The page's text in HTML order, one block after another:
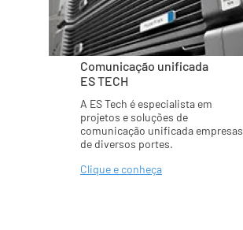
Comunicação unificada
ES TECH
A ES Tech é especialista em
projetos e soluções de
comunicação unificada empresas
de diversos portes.
Clique e conheça